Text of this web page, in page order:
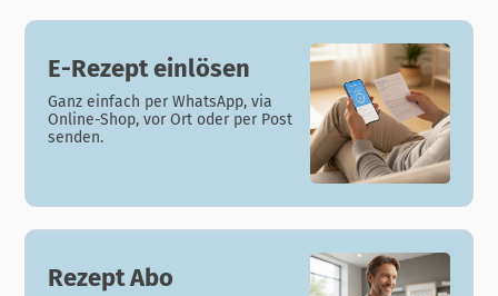
E-Rezept einlösen
Ganz einfach per WhatsApp, via
Online-Shop, vor Ort oder per Post
senden.
Rezept Abo